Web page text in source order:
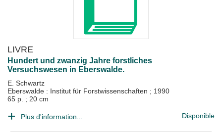
LIVRE
Hundert und zwanzig Jahre forstliches
Versuchswesen in Eberswalde.
E. Schwartz
Eberswalde : Institut für Forstwissenschaften ; 1990
65 p. ; 20 cm
Plus d'information... Disponible